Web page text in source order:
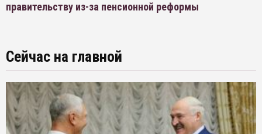
правительству из-за пенсионной реформы
Сейчас на главной